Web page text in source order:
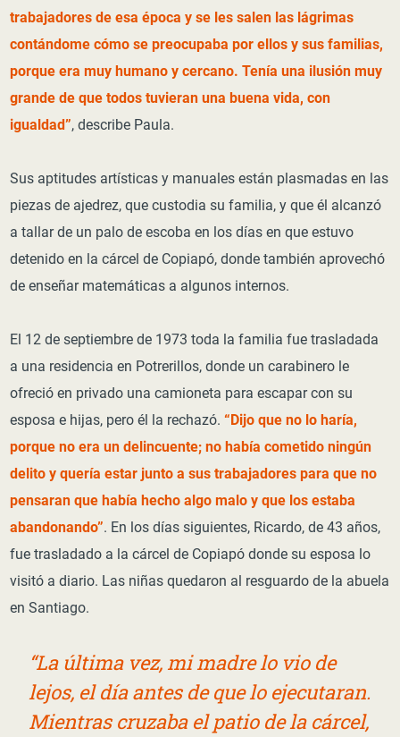
trabajadores de esa época y se les salen las lágrimas
contándome cómo se preocupaba por ellos y sus familias,
porque era muy humano y cercano. Tenía una ilusión muy
grande de que todos tuvieran una buena vida, con
igualdad”, describe Paula.
Sus aptitudes artísticas y manuales están plasmadas en las
piezas de ajedrez, que custodia su familia, y que él alcanzó
a tallar de un palo de escoba en los días en que estuvo
detenido en la cárcel de Copiapó, donde también aprovechó
de enseñar matemáticas a algunos internos.
El 12 de septiembre de 1973 toda la familia fue trasladada
a una residencia en Potrerillos, donde un carabinero le
ofreció en privado una camioneta para escapar con su
esposa e hijas, pero él la rechazó.“Dijo que no lo haría,
porque no era un delincuente; no había cometido ningún
delito y quería estar junto a sus trabajadores para que no
pensaran que había hecho algo malo y que los estaba
abandonando”. En los días siguientes, Ricardo, de 43 años,
fue trasladado a la cárcel de Copiapó donde su esposa lo
visitó a diario. Las niñas quedaron al resguardo de la abuela
en Santiago.
“La última vez, mi madre lo vio de
lejos, el día antes de que lo ejecutaran.
Mientras cruzaba el patio de la cárcel,